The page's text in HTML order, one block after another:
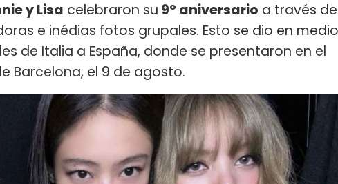
y Lisa celebraron su 9º aniversario a través de
e inédias fotos grupales. Esto se dio en medio
de Italia a España, donde se presentaron en el
Barcelona, el 9 de agosto.